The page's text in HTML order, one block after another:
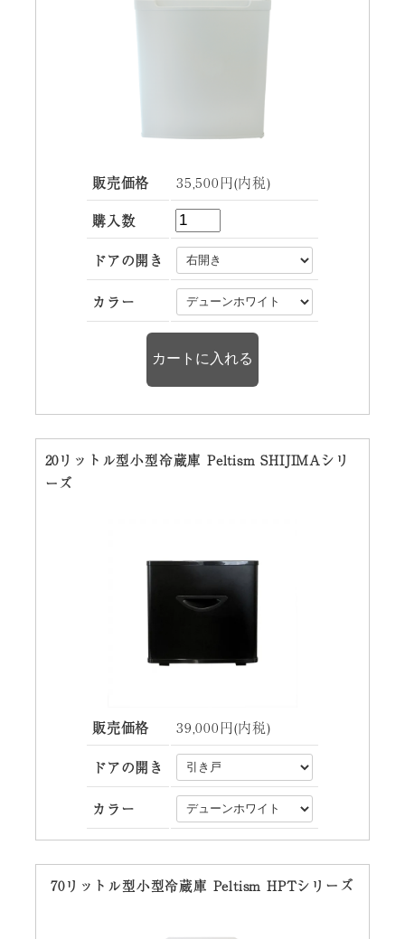
販売価格
35,500円(内税)
購入数
ドアの開き
カラー
20リットル型小型冷蔵庫 Peltism SHIJIMAシリ
ーズ
販売価格 39,000円(内税)
ドアの開き
カラー
70リットル型小型冷蔵庫 Peltism HPTシリーズ